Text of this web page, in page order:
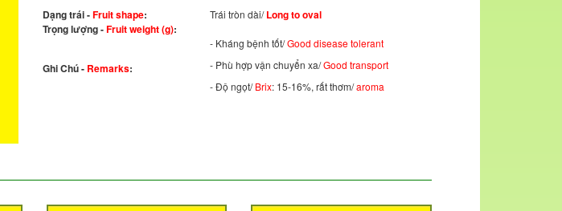
Dạng trái -Fruit shape: Trái tròn dài/Long to oval
Trọng lượng -Fruit weight (g):
Ghi Chú - Remarks:
- Kháng bệnh tốt/Good disease tolerant
- Phù hợp vận chuyển xa/Good transport
- Độ ngọt/Brix: 15-16%, rất thơm/aroma